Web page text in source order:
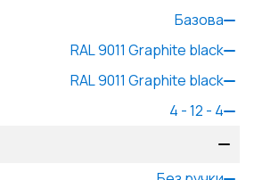
Базова
RAL 9011 Graphite black
RAL 9011 Graphite black
4 - 12 - 4